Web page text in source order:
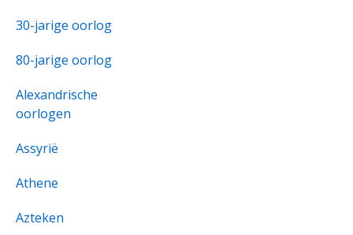
30-jarige oorlog
80-jarige oorlog
Alexandrische
oorlogen
Assyrië
Athene
Azteken